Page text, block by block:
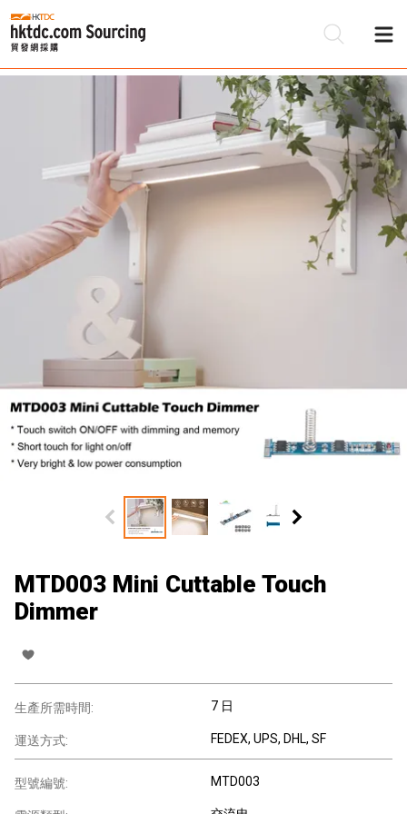
MTD003 Mini Cuttable Touch
Dimmer
生產所需時間: 7 日
運送方式: FEDEX, UPS, DHL, SF
型號編號: MTD003